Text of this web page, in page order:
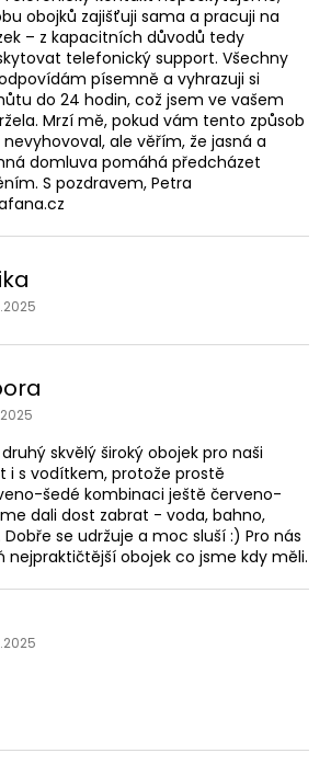
obojků zajišťuji sama a pracuji na
– z kapacitních důvodů tedy
telefonický support. Všechny
písemně a vyhrazuji si
do 24 hodin, což jsem ve vašem
Mrzí mě, pokud vám tento způsob
ale věřím, že jasná a
domluva pomáhá předcházet
S pozdravem, Petra
skvělý široký obojek pro naši
i s vodítkem, protože prostě
šedé kombinaci ještě červeno-
dali dost zabrat - voda, bahno,
se udržuje a moc sluší :) Pro nás
nejpraktičtější obojek co jsme kdy měli.